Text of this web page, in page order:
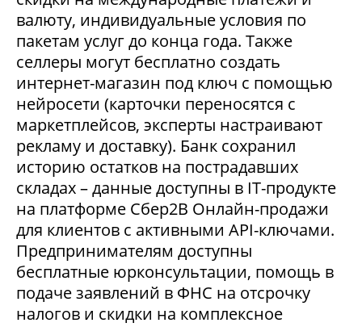
валюту, индивидуальные условия по
пакетам услуг до конца года. Также
селлеры могут бесплатно создать
интернет-магазин под ключ с помощью
нейросети (карточки переносятся с
маркетплейсов, эксперты настраивают
рекламу и доставку). Банк сохранил
историю остатков на пострадавших
складах – данные доступны в IT-продукте
на платформе Сбер2В Онлайн-продажи
для клиентов с активными API-ключами.
Предпринимателям доступны
бесплатные юрконсультации, помощь в
подаче заявлений в ФНС на отсрочку
налогов и скидки на комплексное